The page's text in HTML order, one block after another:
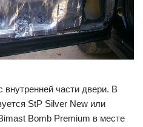
внутренней части двери. В
StP Silver New или
Bomb Premium в месте